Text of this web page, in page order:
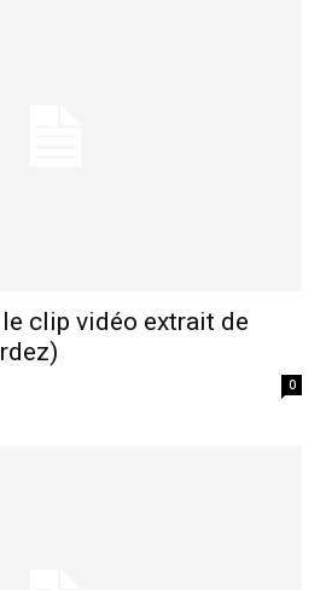
clip vidéo extrait de
0